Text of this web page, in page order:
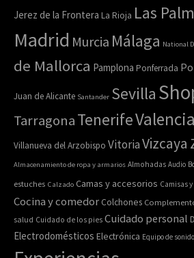
Jerez de la Frontera La Rioja Las
Madrid Murcia Málaga National
de Mallorca Pamplona Ponferrada
Juan de Alicante Santander Sevilla
TarragonaTenerifeValencia
Villanueva del Arzobispo VitoriaVizcaya
Almacenamiento de ropa y armarios Almohadas Audio
estuches Calzado Camas y accesorios Camisas
Cocina y comedor Colchones
salud Cuidado de los pies Cuidado personal
Electrodomésticos Electrónica Equipo de sonido